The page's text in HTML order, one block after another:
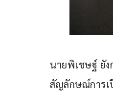
นายพิเชษฐ์ ยัง
สัญลักษณ์การเ